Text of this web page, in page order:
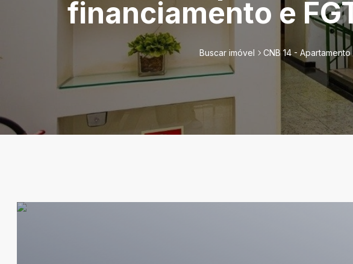
financiamento e
Buscar imóvel CNB 14 -